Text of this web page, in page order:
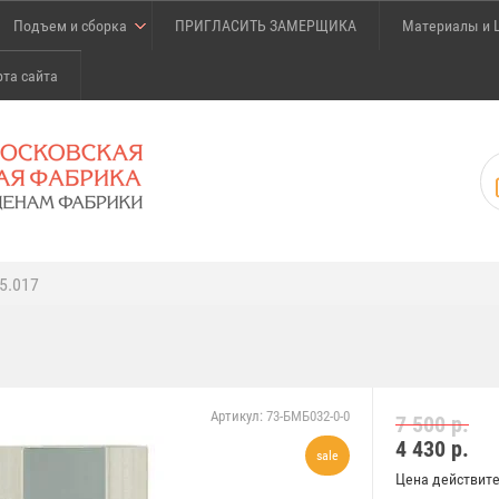
Подъем и сборка ПРИГЛАСИТЬ ЗАМЕРЩИКА Материалы и
сайта
Артикул: 73-БМБ032-0-0
sale
7 500 р.
4 430 р.
Цена